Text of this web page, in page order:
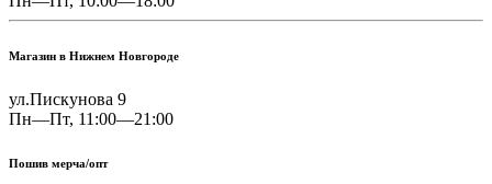
Магазин в Нижнем Новгороде
ул.Пискунова 9
Пн—Пт, 11:00—21:00
Пошив мерча/опт